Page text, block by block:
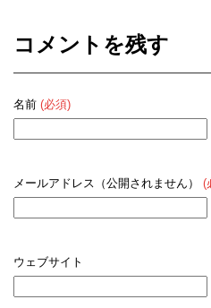
コメントを残す
名前 (必須)
メールアドレス（公開されません） (
ウェブサイト